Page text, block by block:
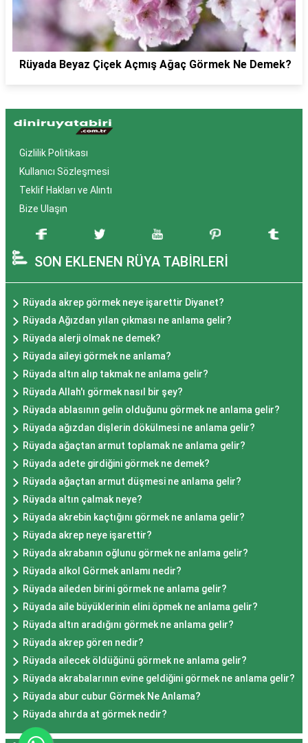
Rüyada Beyaz Çiçek Açmış Ağaç Görmek Ne Demek?
Gizlilik Politikası
Kullanıcı Sözleşmesi
Teklif Hakları ve Alıntı
Bize Ulaşın
SON EKLENEN RÜYA TABİRLERİ
Rüyada akrep görmek neye işarettir Diyanet?
Rüyada Ağızdan yılan çıkması ne anlama gelir?
Rüyada alerji olmak ne demek?
Rüyada aileyi görmek ne anlama?
Rüyada altın alıp takmak ne anlama gelir?
Rüyada Allah'ı görmek nasıl bir şey?
Rüyada ablasının gelin olduğunu görmek ne anlama gelir?
Rüyada ağızdan dişlerin dökülmesi ne anlama gelir?
Rüyada ağaçtan armut toplamak ne anlama gelir?
Rüyada adete girdiğini görmek ne demek?
Rüyada ağaçtan armut düşmesi ne anlama gelir?
Rüyada altın çalmak neye?
Rüyada akrebin kaçtığını görmek ne anlama gelir?
Rüyada akrep neye işarettir?
Rüyada akrabanın oğlunu görmek ne anlama gelir?
Rüyada alkol Görmek anlamı nedir?
Rüyada aileden birini görmek ne anlama gelir?
Rüyada aile büyüklerinin elini öpmek ne anlama gelir?
Rüyada altın aradığını görmek ne anlama gelir?
Rüyada akrep gören nedir?
Rüyada ailecek öldüğünü görmek ne anlama gelir?
Rüyada akrabalarının evine geldiğini görmek ne anlama gelir?
Rüyada abur cubur Görmek Ne Anlama?
Rüyada ahırda at görmek nedir?